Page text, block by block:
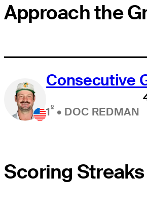
Approach the
Consecutive
1º • DOC REDMAN
Scoring Streaks